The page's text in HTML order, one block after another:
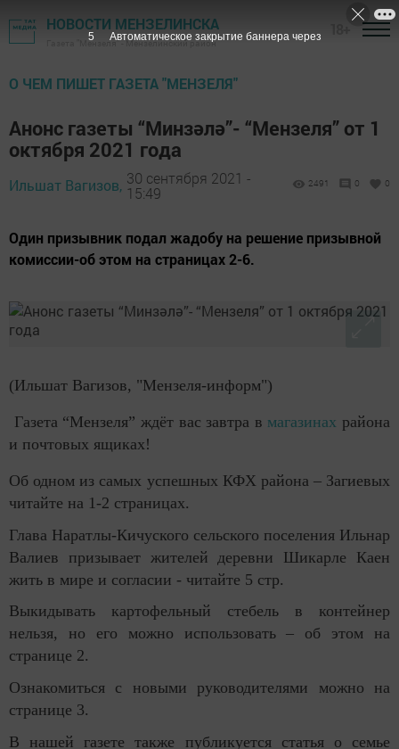
НОВОСТИ МЕНЗЕЛИНСКА
Газета "Мензеля" - Мензелинский район
О ЧЕМ ПИШЕТ ГАЗЕТА "МЕНЗЕЛЯ"
Анонс газеты “Минзәлә”- “Мензеля” от 1
октября 2021 года
Ильшат Вагизов, 30 сентября 2021 -
15:49
2491 0 0
Один призывник подал жадобу на решение призывной
комиссии-об этом на страницах 2-6.
(Ильшат Вагизов, "Мензеля-информ")
Газета “Мензеля” ждёт вас завтра в магазинах района
и почтовых ящиках!
Об одном из самых успешных КФХ района – Загиевых
читайте на 1-2 страницах.
Глава Наратлы-Кичуского сельского поселения Ильнар
Валиев призывает жителей деревни Шикарле Каен
жить в мире и согласии - читайте 5 стр.
Выкидывать картофельный стебель в контейнер
нельзя, но его можно использовать – об этом на
странице 2.
Ознакомиться с новыми руководителями можно на
странице 3.
В нашей газете также публикуется статья о семье
4 Автоматическое закрытие баннера через